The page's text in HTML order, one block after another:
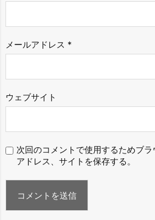
メールアドレス *
ウェブサイト
次回のコメントで使用するためブ
アドレス、サイトを保存する。